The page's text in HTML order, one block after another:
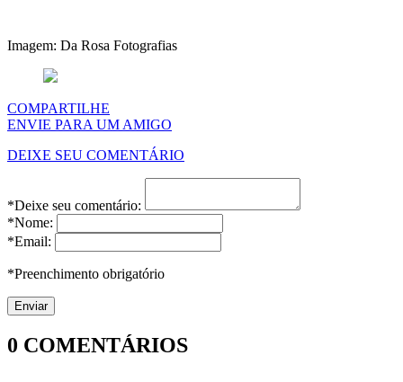
Imagem: Da Rosa Fotografias
COMPARTILHE
ENVIE PARA UM AMIGO
DEIXE SEU COMENTÁRIO
*Deixe seu comentário:
*Nome:
*Email:
*Preenchimento obrigatório
0 COMENTÁRIOS